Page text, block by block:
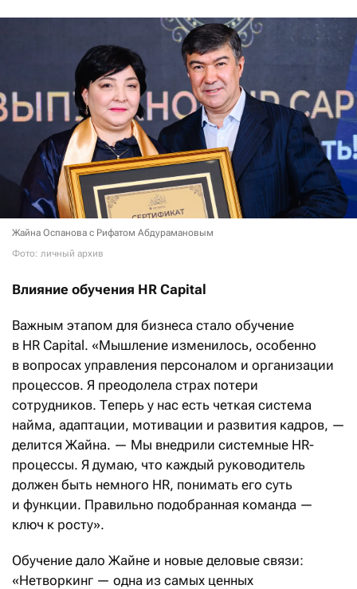
Жайна Оспанова с Рифатом Абдурамановым
Фото: личный архив
Влияние обучения HR Capital
Важным этапом для бизнеса стало обучение
в HR Capital. «Мышление изменилось, особенно
в вопросах управления персоналом и организации
процессов. Я преодолела страх потери
сотрудников. Теперь у нас есть четкая система
найма, адаптации, мотивации и развития кадров, —
делится Жайна. — Мы внедрили системные HR-
процессы. Я думаю, что каждый руководитель
должен быть немного HR, понимать его суть
и функции. Правильно подобранная команда —
ключ к росту».
Обучение дало Жайне и новые деловые связи:
«Нетворкинг — одна из самых ценных